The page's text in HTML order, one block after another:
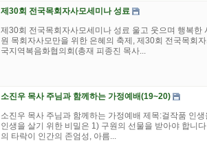
제30회 전국목회자사모세미나 성료
제30회 전국목회자사모세미나 성료 울고 웃으며 행복
원 목회자사모만을 위한 은혜의 축제, 제30회 전국목회
국지역복음화협의회(총재 피종진 목사...
소진우 목사 주님과 함께하는 가정예배(19~20)
소진우 목사 주님과 함께하는 가정예배 제목:걸작품 인
인생을 살기 위한 비밀은 1) 구원의 선물을 받아야 합니
의 타락이 인간의 존엄성, 아름...